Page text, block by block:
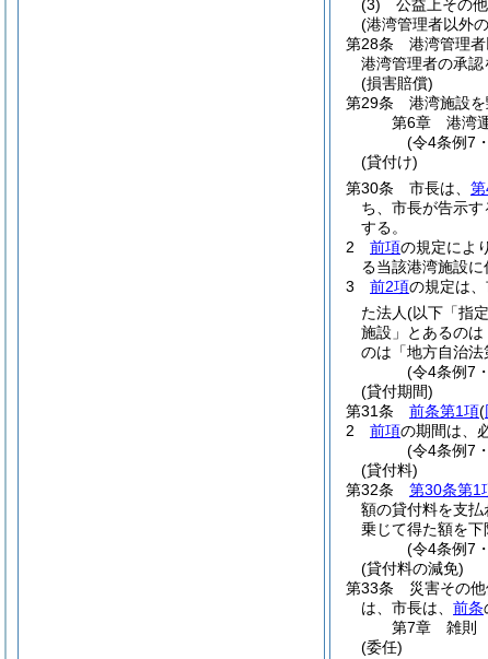
(3)
公益上その
(港湾管理者以外
第28条
港湾管理
港湾管理者の承認
(損害賠償)
第29条
港湾施設
第6章
港湾
(令4条例7
(貸付け)
第30条
市長は、
ち、市長が告示
する。
2
前項の規定によ
る当該港湾施設に
3
前2項の規定は
た法人(以下「指
施設」とあるの
のは「地方自治法
(令4条例7
(貸付期間)
第31条
前条第1項(
2
前項の期間は、
(令4条例7
(貸付料)
第32条
第30条第1
額の貸付料を支払
乗じて得た額を下
(令4条例7
(貸付料の減免)
第33条
災害その
は、市長は、 前条
第7章
雑則
(委任)